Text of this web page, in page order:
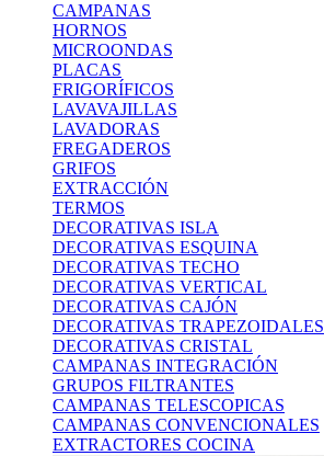
CAMPANAS
HORNOS
MICROONDAS
PLACAS
FRIGORÍFICOS
LAVAVAJILLAS
LAVADORAS
FREGADEROS
GRIFOS
EXTRACCIÓN
TERMOS
DECORATIVAS ISLA
DECORATIVAS ESQUINA
DECORATIVAS TECHO
DECORATIVAS VERTICAL
DECORATIVAS CAJÓN
DECORATIVAS TRAPEZOIDALES
DECORATIVAS CRISTAL
CAMPANAS INTEGRACIÓN
GRUPOS FILTRANTES
CAMPANAS TELESCOPICAS
CAMPANAS CONVENCIONALES
EXTRACTORES COCINA